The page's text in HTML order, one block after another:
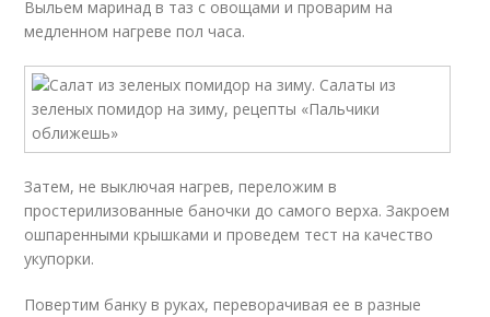
Выльем маринад в таз с овощами и проварим на
медленном нагреве пол часа.
Затем, не выключая нагрев, переложим в
простерилизованные баночки до самого верха. Закроем
ошпаренными крышками и проведем тест на качество
укупорки.
Повертим банку в руках, переворачивая ее в разные